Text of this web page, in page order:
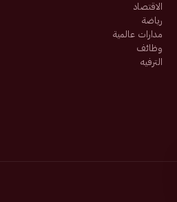
الاقتصاد
رياضة
مدارات عالمية
وظائف
الترفيه